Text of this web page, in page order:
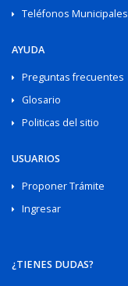
Teléfonos Municipales
AYUDA
Preguntas frecuentes
Glosario
Politicas del sitio
USUARIOS
Proponer Trámite
Ingresar
¿TIENES DUDAS?